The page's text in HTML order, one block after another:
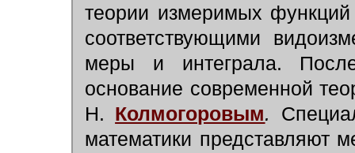
теории измеримых
соответствующими
меры и интеграла.
основание современной
Н. Колмогоровым.
математики представляют